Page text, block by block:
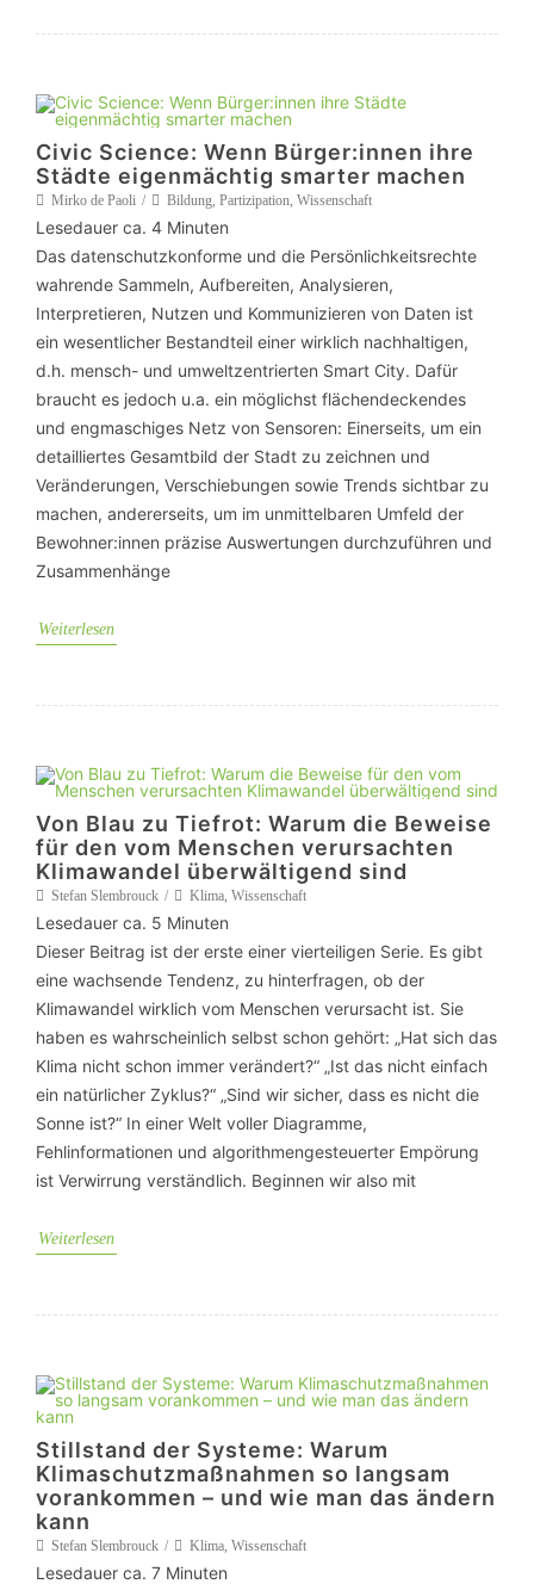
Civic Science: Wenn Bürger:innen ihre
Städte eigenmächtig smarter machen
Mirko de Paoli Bildung, Partizipation, Wissenschaft
Lesedauer ca. 4 Minuten
Das datenschutzkonforme und die Persönlichkeitsrechte
wahrende Sammeln, Aufbereiten, Analysieren,
Interpretieren, Nutzen und Kommunizieren von Daten ist
ein wesentlicher Bestandteil einer wirklich nachhaltigen,
d.h. mensch- und umweltzentrierten Smart City. Dafür
braucht es jedoch u.a. ein möglichst flächendeckendes
und engmaschiges Netz von Sensoren: Einerseits, um ein
detailliertes Gesamtbild der Stadt zu zeichnen und
Veränderungen, Verschiebungen sowie Trends sichtbar zu
machen, andererseits, um im unmittelbaren Umfeld der
Bewohner:innen präzise Auswertungen durchzuführen und
Zusammenhänge
Weiterlesen
Von Blau zu Tiefrot: Warum die Beweise
für den vom Menschen verursachten
Klimawandel überwältigend sind
Stefan Slembrouck Klima, Wissenschaft
Lesedauer ca. 5 Minuten
Dieser Beitrag ist der erste einer vierteiligen Serie. Es gibt
eine wachsende Tendenz, zu hinterfragen, ob der
Klimawandel wirklich vom Menschen verursacht ist. Sie
haben es wahrscheinlich selbst schon gehört: „Hat sich das
Klima nicht schon immer verändert?“ „Ist das nicht einfach
ein natürlicher Zyklus?“ „Sind wir sicher, dass es nicht die
Sonne ist?“ In einer Welt voller Diagramme,
Fehlinformationen und algorithmengesteuerter Empörung
ist Verwirrung verständlich. Beginnen wir also mit
Weiterlesen
Stillstand der Systeme: Warum
Klimaschutzmaßnahmen so langsam
vorankommen – und wie man das ändern
kann
Stefan Slembrouck Klima, Wissenschaft
Lesedauer ca. 7 Minuten